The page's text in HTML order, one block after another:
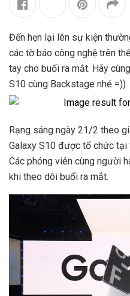
Đến hẹn lại lên sự kiện
các tờ báo công nghệ trên
tay cho buổi ra mắt. Hãy
S10 cùng Backstage nhé =))
Rạng sáng ngày 21/2 theo
Galaxy S10 được tổ chức tại
Các phóng viên cùng người
khi theo dõi buổi ra mắt.